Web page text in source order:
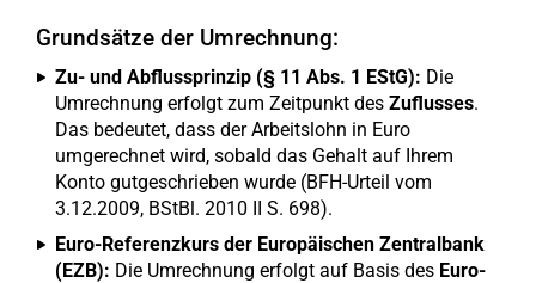
Grundsätze der Umrechnung:
Zu- und Abflussprinzip (§ 11 Abs. 1 EStG): Die
Umrechnung erfolgt zum Zeitpunkt des Zuflusses.
Das bedeutet, dass der Arbeitslohn in Euro
umgerechnet wird, sobald das Gehalt auf Ihrem
Konto gutgeschrieben wurde (BFH-Urteil vom
3.12.2009, BStBl. 2010 II S. 698).
Euro-Referenzkurs der Europäischen Zentralbank
(EZB): Die Umrechnung erfolgt auf Basis des Euro-